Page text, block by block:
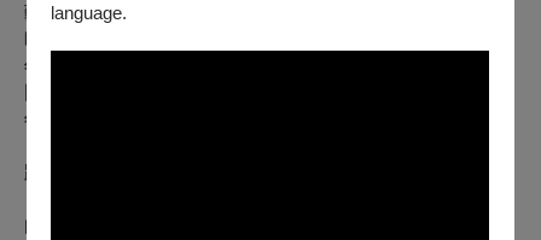
language.
藝術節」、臺灣「艋舺國際舞蹈節」、葡萄牙「新蒙特莫爾的
時光劇院 O Espaço do Tempo 國際藝術家駐村計畫」、2023
年於屏東三地村「TJIMUR藝術生活節」、「南國舞蹈節」及
年於衛武營國家藝術文化中心「臺灣舞蹈平台」演出。
路之期望未來能在更多的國際舞台上展現他的藝術創作，通過
的多重層次及其對自我認識的深遠影響。